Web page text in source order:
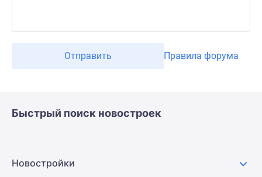
Отправить Правила форума
Быстрый поиск новостроек
Новостройки